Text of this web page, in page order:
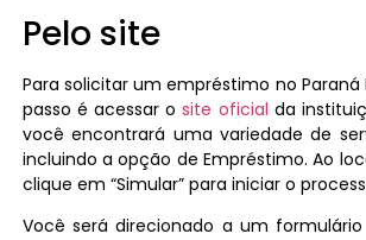
Pelo site
Para solicitar um empréstimo no Paraná
passo é acessar osite oficial da
você encontrará uma variedade de
incluindo a opção de Empréstimo. Ao
clique em “Simular” para iniciar o
Você será direcionado a um